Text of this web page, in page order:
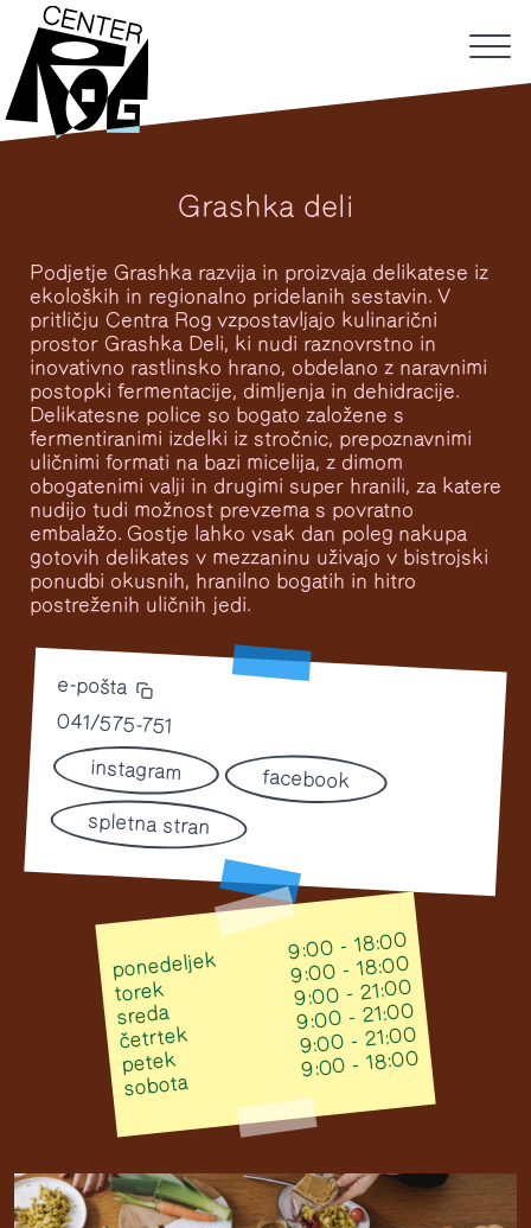
Grashka deli
Podjetje Grashka razvija in proizvaja delikatese iz
ekoloških in regionalno pridelanih sestavin. V
pritličju Centra Rog vzpostavljajo kulinarični
prostor Grashka Deli, ki nudi raznovrstno in
inovativno rastlinsko hrano, obdelano z naravnimi
postopki fermentacije, dimljenja in dehidracije.
Delikatesne police so bogato založene s
fermentiranimi izdelki iz stročnic, prepoznavnimi
uličnimi formati na bazi micelija, z dimom
obogatenimi valji in drugimi super hranili, za katere
nudijo tudi možnost prevzema s povratno
embalažo. Gostje lahko vsak dan poleg nakupa
gotovih delikates v mezzaninu uživajo v bistrojski
ponudbi okusnih, hranilno bogatih in hitro
postreženih uličnih jedi.
e-pošta
041/575-751
instagram facebook
spletna stran
ponedeljek
9:00 - 18:00
torek
9:00 - 18:00
sreda
9:00 - 21:00
četrtek
9:00 - 21:00
petek
9:00 - 21:00
sobota
9:00 - 18:00